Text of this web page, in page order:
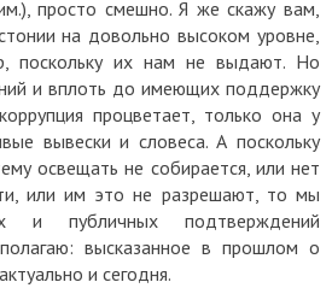
просто смешно. Я же скажу вам,
на довольно высоком уровне,
поскольку их нам не выдают. Но
и вплоть до имеющих поддержку
процветает, только она у
вывески и словеса. А поскольку
освещать не собирается, или нет
или им это не разрешают, то мы
и публичных подтверждений
высказанное в прошлом о
и сегодня.